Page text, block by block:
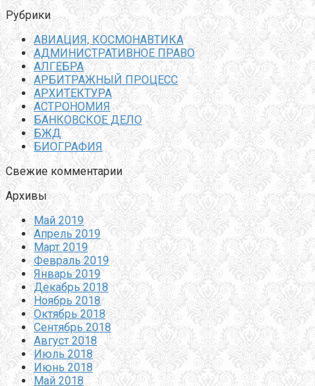
Рубрики
АВИАЦИЯ, КОСМОНАВТИКА
АДМИНИСТРАТИВНОЕ ПРАВО
АЛГЕБРА
АРБИТРАЖНЫЙ ПРОЦЕСС
АРХИТЕКТУРА
АСТРОНОМИЯ
БАНКОВСКОЕ ДЕЛО
БЖД
БИОГРАФИЯ
Свежие комментарии
Архивы
Май 2019
Апрель 2019
Март 2019
Февраль 2019
Январь 2019
Декабрь 2018
Ноябрь 2018
Октябрь 2018
Сентябрь 2018
Август 2018
Июль 2018
Июнь 2018
Май 2018